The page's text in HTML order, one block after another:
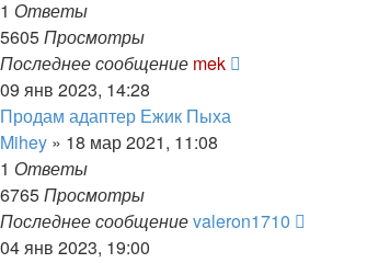
1 Ответы
5605Просмотры
Последнее сообщение mek
09 янв 2023, 14:28
Продам адаптер Ежик Пыха
Mihey » 18 мар 2021, 11:08
1 Ответы
6765Просмотры
Последнее сообщениеvaleron1710
04 янв 2023, 19:00